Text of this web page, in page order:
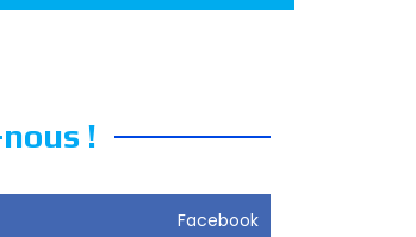
!
Facebook